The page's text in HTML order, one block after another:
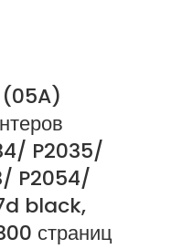
(05A)
P2035/
P2054/
black,
страниц